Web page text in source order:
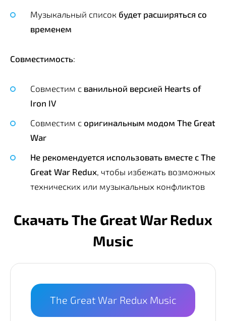
Музыкальный список будет расширяться со
временем
Совместимость:
Совместим с ванильной версией Hearts of
Iron IV
Совместим с оригинальным модом The Great
War
Не рекомендуется использовать вместе с The
Great War Redux , чтобы избежать возможных
технических или музыкальных конфликтов
Скачать The Great War Redux
Music
The Great War Redux Music